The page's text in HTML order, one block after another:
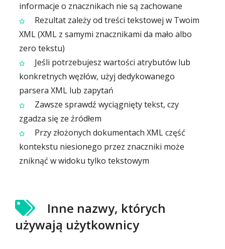
informacje o znacznikach nie są zachowane
Rezultat zależy od treści tekstowej w Twoim
XML (XML z samymi znacznikami da mało albo
zero tekstu)
Jeśli potrzebujesz wartości atrybutów lub
konkretnych węzłów, użyj dedykowanego
parsera XML lub zapytań
Zawsze sprawdź wyciągnięty tekst, czy
zgadza się ze źródłem
Przy złożonych dokumentach XML część
kontekstu niesionego przez znaczniki może
zniknąć w widoku tylko tekstowym
Inne nazwy, których
używają użytkownicy